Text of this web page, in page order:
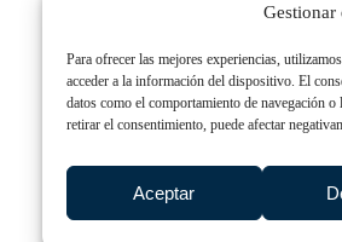
Gestionar
Para ofrecer las mejores experiencias,
acceder a la información del dispositivo. El
datos como el comportamiento de navegación
retirar el consentimiento, puede afectar
Aceptar